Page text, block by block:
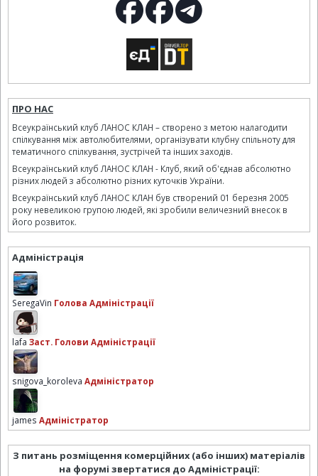
ПРО НАС
Всеукраїнський клуб ЛАНОС КЛАН – створено з метою налагодити
спілкування між автолюбителями, організувати клубну спільноту для
тематичного спілкування, зустрічей та інших заходів.
Всеукраїнський клуб ЛАНОС КЛАН - Клуб, який об'єднав абсолютно
різних людей з абсолютно різних куточків України.
Всеукраїнський клуб ЛАНОС КЛАН був створений 01 березня 2005
року невеликою групою людей, які зробили величезний внесок в
його розвиток.
Адміністрація
SeregaVin Голова Адміністрації
lafa Заст. Голови Адміністрації
snigova_koroleva Адміністратор
james Адміністратор
З питань розміщення комерційних (або інших) матеріалів
на форумі звертатися до Адміністрації: